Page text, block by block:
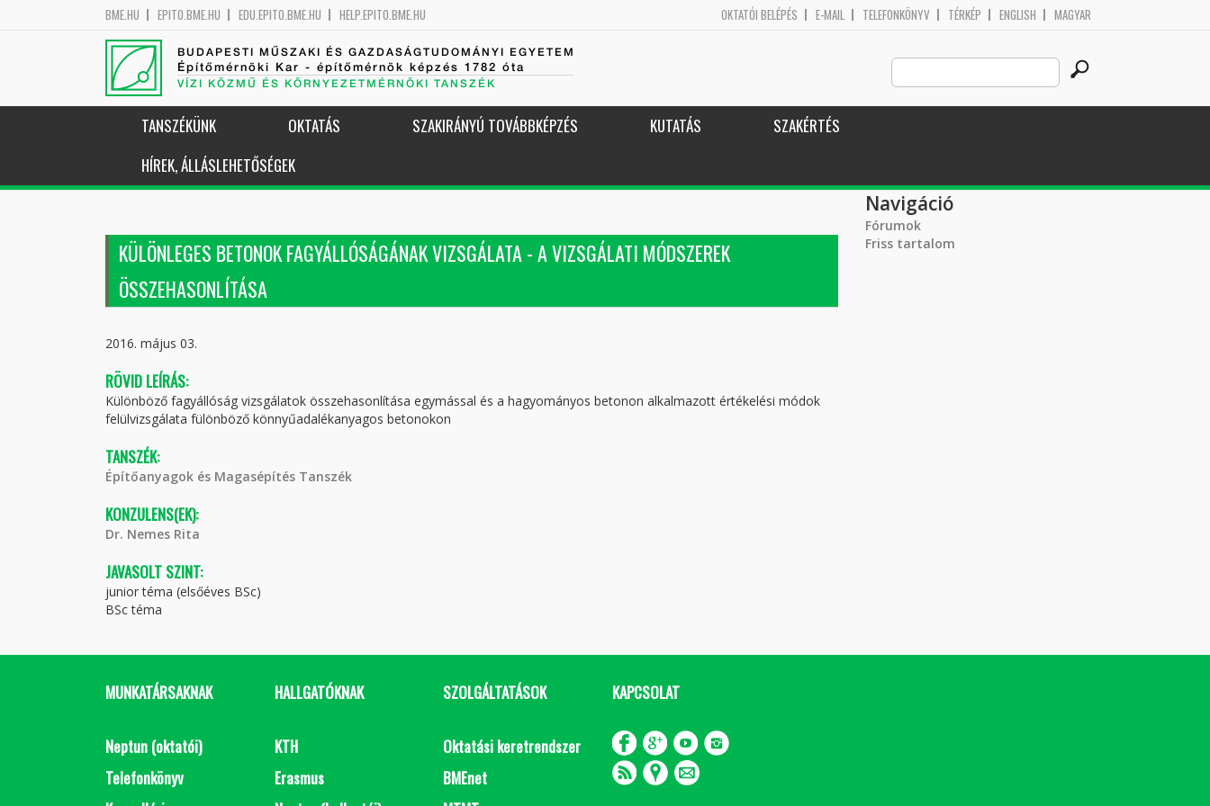
BME.HU EPITO.BME.HU EDU.EPITO.BME.HU HELP.EPITO.BME.HU OKTATÓI BELÉPÉS E-MAIL TELEFONKÖNYV TÉRKÉP ENGLISH MAGYAR
BUDAPESTI MŰSZAKI ÉS GAZDASÁGTUDOMÁNYI EGYETEM
Építőmérnöki Kar - építőmérnök képzés 1782 óta
VÍZI KÖZMŰ ÉS KÖRNYEZETMÉRNÖKI TANSZÉK
Search
this
site
TANSZÉKÜNK OKTATÁS SZAKIRÁNYÚ TOVÁBBKÉPZÉS KUTATÁS
SZAKÉRTÉS
HÍREK, ÁLLÁSLEHETŐSÉGEK
KÜLÖNLEGES BETONOK FAGYÁLLÓSÁGÁNAK VIZSGÁLATA - A VIZSGÁLATI MÓDSZEREK
ÖSSZEHASONLÍTÁSA
2016. május 03.
RÖVID LEÍRÁS:
Különböző fagyállóság vizsgálatok összehasonlítása egymással és a hagyományos betonon alkalmazott értékelési módok
felülvizsgálata fülönböző könnyűadalékanyagos betonokon
TANSZÉK:
Építőanyagok és Magasépítés Tanszék
KONZULENS(EK):
Dr. Nemes Rita
JAVASOLT SZINT:
junior téma (elsőéves BSc)
BSc téma
Navigáció
Fórumok
Friss tartalom
MUNKATÁRSAKNAK
Neptun (oktatói)
Telefonkönyv
HALLGATÓKNAK
KTH
Erasmus
SZOLGÁLTATÁSOK
Oktatási keretrendszer
BMEnet
KAPCSOLAT